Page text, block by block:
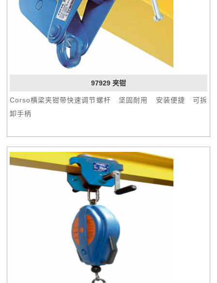
97929 夹钳
Corso横梁夹钳带快速调节螺杆 坚固耐用 安装便捷 可拆
卸手柄